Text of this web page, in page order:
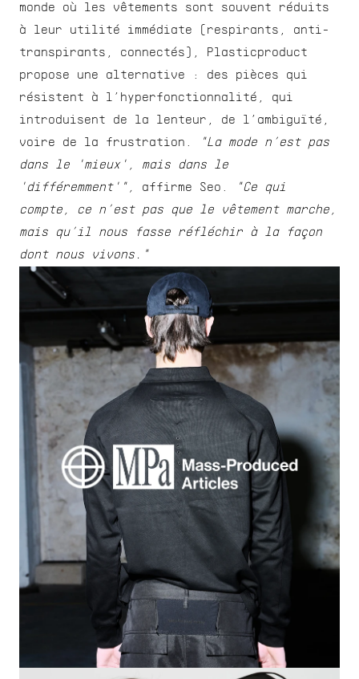
monde où les vêtements sont souvent réduits
à leur utilité immédiate (respirants, anti-
transpirants, connectés), Plasticproduct
propose une alternative : des pièces qui
résistent à l’hyperfonctionnalité, qui
introduisent de la lenteur, de l’ambiguïté,
voire de la frustration.
"La mode n’est pas
dans le 'mieux', mais dans le
'différemment'",
affirme Seo.
"Ce qui
compte, ce n’est pas que le vêtement marche,
mais qu’il nous fasse réfléchir à la façon
dont nous vivons."